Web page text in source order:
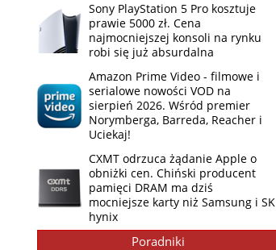
Sony PlayStation 5 Pro kosztuje
prawie 5000 zł. Cena
najmocniejszej konsoli na rynku
robi się już absurdalna
Amazon Prime Video - filmowe i
serialowe nowości VOD na
sierpień 2026. Wśród premier
Norymberga, Barreda, Reacher i
Uciekaj!
CXMT odrzuca żądanie Apple o
obniżki cen. Chiński producent
pamięci DRAM ma dziś
mocniejsze karty niż Samsung i SK
hynix
Poradniki